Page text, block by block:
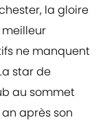
la gloire
meilleur
ne manquent
star de
au sommet
après son